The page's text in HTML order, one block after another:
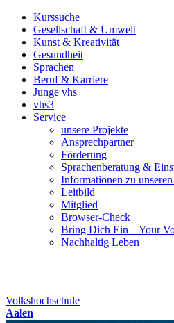
Kurssuche
Gesellschaft & Umwelt
Kunst & Kreativität
Gesundheit
Sprachen
Beruf & Karriere
Junge vhs
vhs3
Service
unsere Projekte
Ansprechpartner
Förderung
Sprachenberatung &
Informationen zu
Leitbild
Mitglied
Browser-Check
Bring Dich Ein – Your
Nachhaltig Leben
Volkshochschule
Aalen